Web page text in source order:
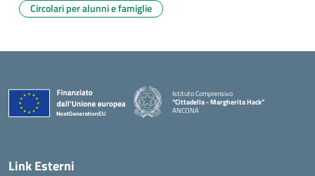
Circolari per alunni e famiglie
Istituto Comprensivo
“Cittadella - Margherita Hack”
ANCONA
Link Esterni